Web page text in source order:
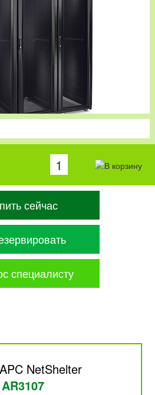
сейчас
специалисту
NetShelter
AR3107